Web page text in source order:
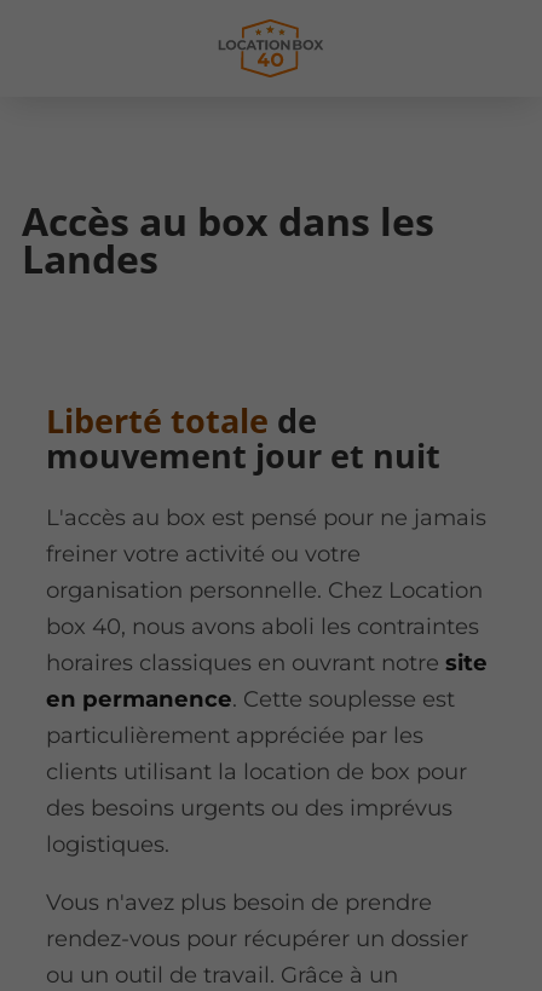
Accès au box dans les
Landes
Liberté totale de
mouvement jour et nuit
L'accès au box est pensé pour ne jamais
freiner votre activité ou votre
organisation personnelle. Chez Location
box 40, nous avons aboli les contraintes
horaires classiques en ouvrant notre site
en permanence. Cette souplesse est
particulièrement appréciée par les
clients utilisant la location de box pour
des besoins urgents ou des imprévus
logistiques.
Vous n'avez plus besoin de prendre
rendez-vous pour récupérer un dossier
ou un outil de travail. Grâce à un